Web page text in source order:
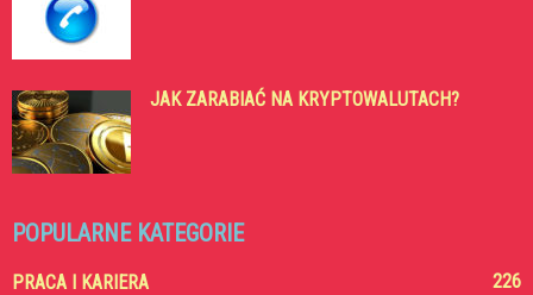
JAK ZARABIAĆ NA KRYPTOWALUTACH?
POPULARNE KATEGORIE
PRACA I KARIERA
226